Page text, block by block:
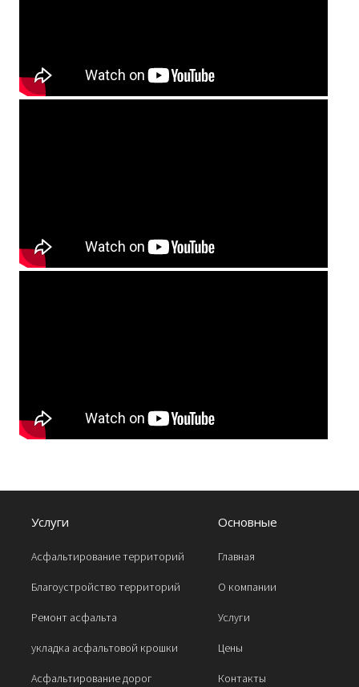
Услуги
Асфальтирование территорий
Благоустройство территорий
Ремонт асфальта
укладка асфальтовой крошки
Асфальтирование дорог
Основные
Главная
О компании
Услуги
Цены
Контакты